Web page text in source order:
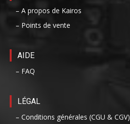
– A propos de Kairos
– Points de vente
AIDE
– FAQ
LÉGAL
– Conditions générales (CGU & CGV)